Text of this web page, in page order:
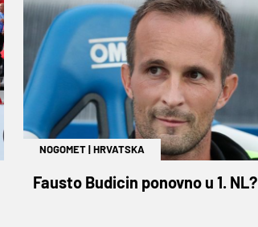
NOGOMET|HRVATSKA
Fausto Budicin ponovno u 1. NL?